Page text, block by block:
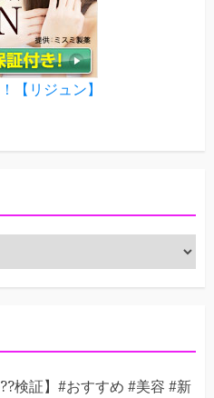
【リジュン】
検証】#おすすめ #美容 #新